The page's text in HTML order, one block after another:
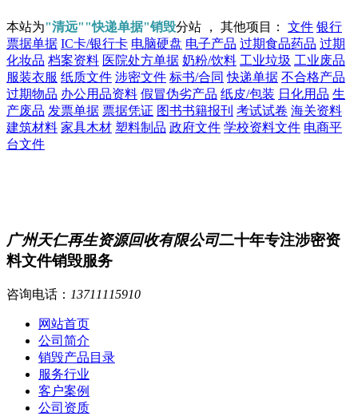
本站为"清远""快递单据"销毁分站 ， 其他项目： 文件 银行
票据单据 IC卡/银行卡 电脑硬盘 电子产品 过期食品药品 过期
化妆品 档案资料 医院处方单据 奶粉/饮料 工业垃圾 工业废品
服装衣服 纸质文件 涉密文件 标书/合同 快递单据 不合格产品
过期物品 办公用品资料 假冒伪劣产品 纸皮/包装 日化用品 生
产废品 发票单据 票据凭证 图书书籍报刊 考试试卷 海关资料
建筑材料 家具木材 塑料制品 政府文件 学校资料文件 电商平
台文件
广州天仁再生资源回收有限公司二十年专注涉密资
料文件销毁服务
咨询电话： 13711115910
网站首页
公司简介
销毁产品目录
服务行业
客户案例
公司资质